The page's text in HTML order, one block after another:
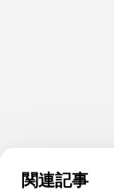
関連記事